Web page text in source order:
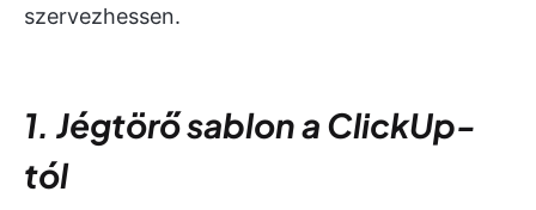
szervezhessen.
1. Jégtörő sablon a ClickUp-
tól